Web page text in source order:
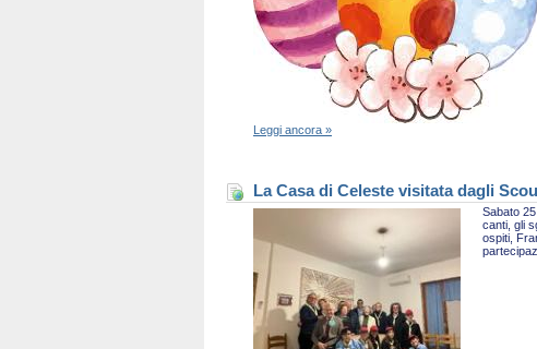
Leggi ancora »
La Casa di Celeste visitata dagli
Sabato
canti, gli
ospiti,